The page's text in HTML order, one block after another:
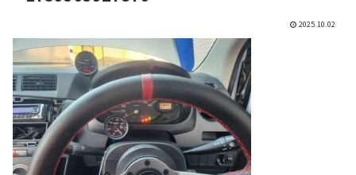
2025.10.02